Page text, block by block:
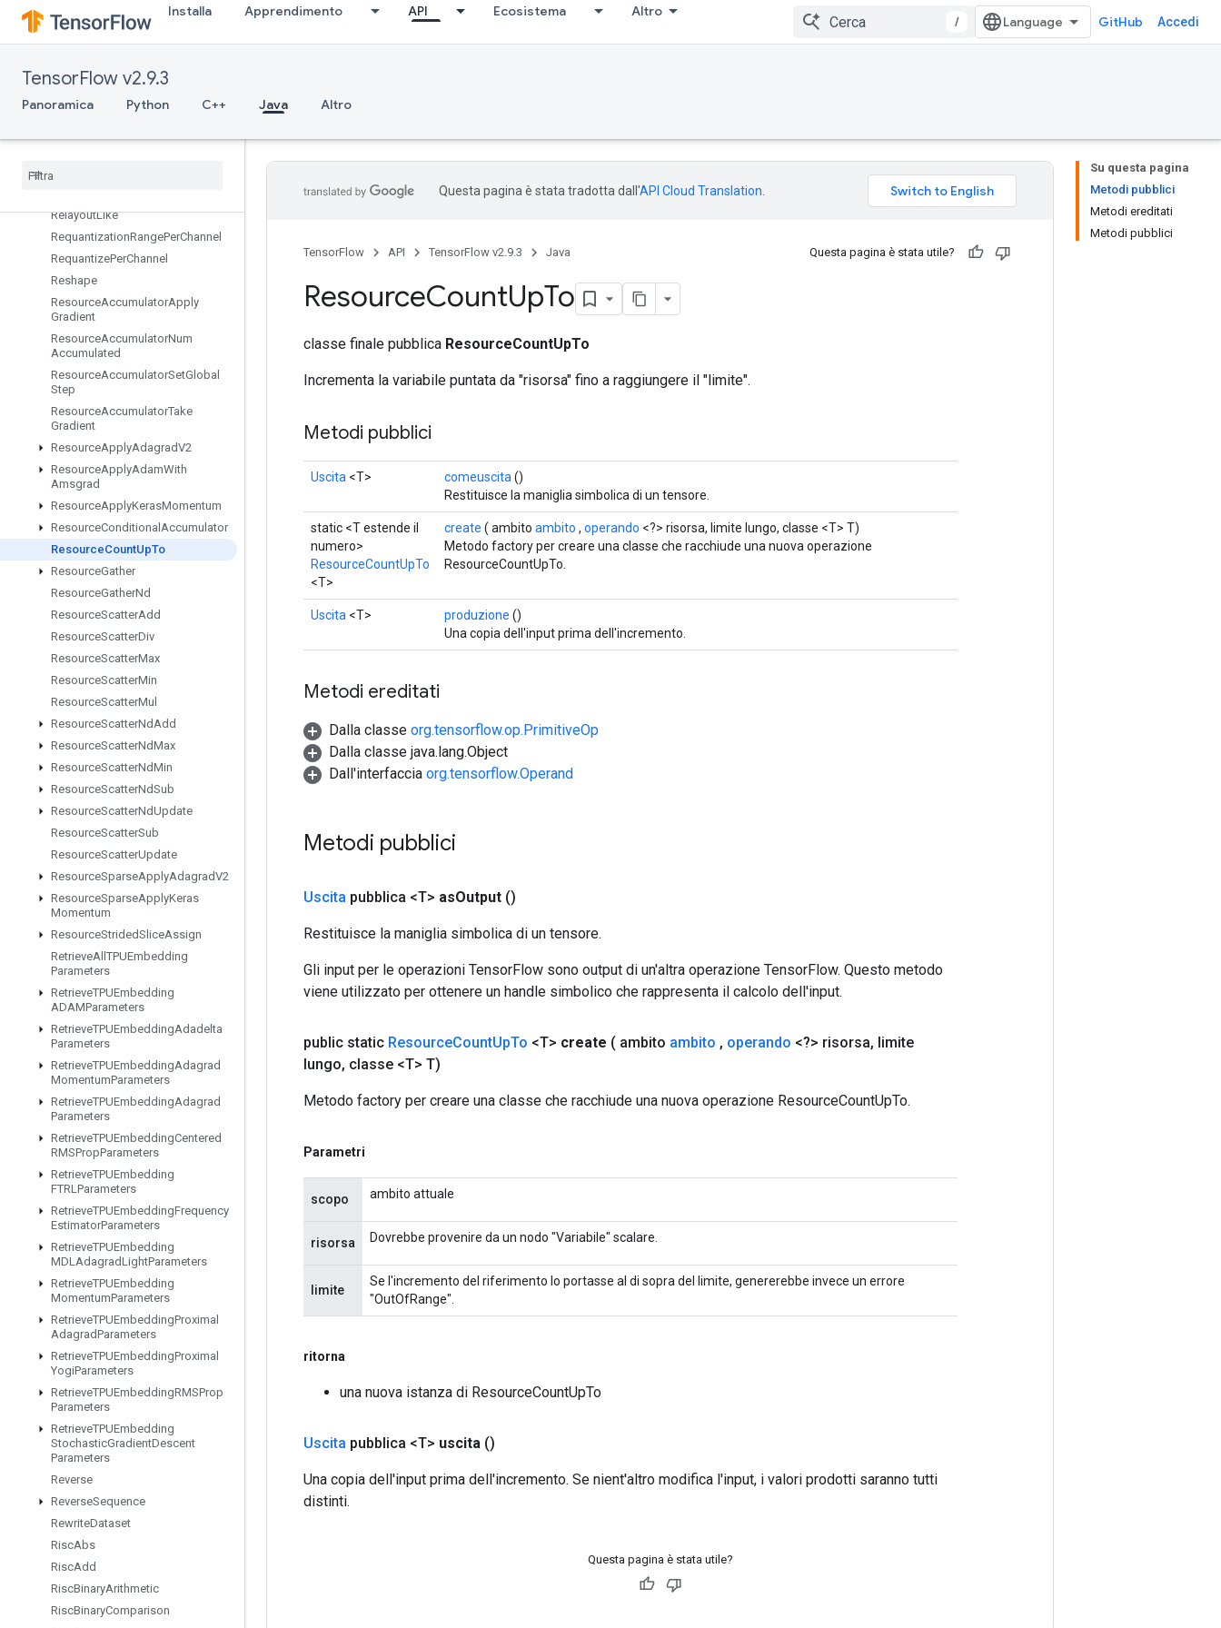
Installa Apprendimento API Ecosistema Altro
/ GitHub Accedi
TensorFlow v2.9.3
Panoramica Python C++ Java Altro
RefExit
RefIdentity
RefNextIteration
RefSelect
Register
RelayoutLike
RequantizationRangePerChannel
RequantizePerChannel
Reshape
ResourceAccumulatorApply
Gradient
ResourceAccumulatorNum
Accumulated
ResourceAccumulatorSetGlobal
Step
ResourceAccumulatorTake
Gradient
ResourceApplyAdagradV2
ResourceApplyAdamWith
Amsgrad
ResourceApplyKerasMomentum
ResourceConditional Accumulator
ResourceCountUpTo
ResourceGather
ResourceGatherNd
ResourceScatterAdd
ResourceScatterDiv
ResourceScatterMax
ResourceScatterMin
ResourceScatterMul
ResourceScatterNdAdd
ResourceScatterNdMax
ResourceScatterNdMin
ResourceScatterNdSub
ResourceScatterNdUpdate
ResourceScatterSub
ResourceScatterUpdate
ResourceSparseApplyAdagradV2
ResourceSparseApplyKeras
Momentum
ResourceStridedSliceAssign
RetrieveAll TPUEmbedding
Parameters
RetrieveTPUEmbedding
ADAMParameters
RetrieveTPUEmbeddingAdadelta
Parameters
RetrieveTPUEmbeddingAdagrad
MomentumParameters
RetrieveTPUEmbeddingAdagrad
Parameters
RetrieveTPUEmbeddingCentered
RMSPropParameters
RetrieveTPUEmbedding
FTRLParameters
RetrieveTPUEmbeddingFrequency
EstimatorParameters
RetrieveTPUEmbedding
MDLAdagradLightParameters
RetrieveTPUEmbedding
MomentumParameters
RetrieveTPUEmbeddingProximal
AdagradParameters
RetrieveTPUEmbeddingProximal
YogiParameters
RetrieveTPUEmbeddingRMSProp
Parameters
RetrieveTPUEmbedding
StochasticGradientDescent
Parameters
Reverse
ReverseSequence
RewriteDataset
RiscAbs
RiscAdd
RiscBinaryArithmetic
RiscBinaryComparison
Su questa pagina
Metodi pubblici
Metodi ereditati
Metodi pubblici
Questa pagina è stata tradotta dall'API Cloud Translation
TensorFlow API TensorFlow v2.9.3 Java Questa pagina è stata utile?
ResourceCountUpTo
classe finale pubblica ResourceCountUpTo
Incrementa la variabile puntata da "risorsa" fino a raggiungere il "limite".
Metodi pubblici
Uscita <T> comeuscita ()
Restituisce la maniglia simbolica di un tensore.
static <T estende il
numero>
ResourceCountUpTo
<T>
create ( ambito ambito , operando <?> risorsa, limite lungo, classe <T> T)
Metodo factory per creare una classe che racchiude una nuova operazione
ResourceCountUpTo.
Uscita <T> produzione ()
Una copia dell'input prima dell'incremento.
Metodi ereditati
Dalla classe org.tensorflow.op.PrimitiveOp
Dalla classe java.lang.Object
Dall'interfaccia org.tensorflow.Operand
Metodi pubblici
Uscita pubblica <T> asOutput ()
Restituisce la maniglia simbolica di un tensore.
Gli input per le operazioni TensorFlow sono output di un'altra operazione TensorFlow. Questo metodo
viene utilizzato per ottenere un handle simbolico che rappresenta il calcolo dell'input.
public static ResourceCountUpTo <T> create ( ambito ambito , operando <?> risorsa, limite
lungo, classe <T> T)
Metodo factory per creare una classe che racchiude una nuova operazione ResourceCountUpTo.
Parametri
scopo ambito attuale
risorsa Dovrebbe provenire da un nodo "Variabile" scalare.
limite
Se l'incremento del riferimento lo portasse al di sopra del limite, genererebbe invece un errore
"OutOfRange".
ritorna
una nuova istanza di ResourceCountUpTo
Uscita pubblica <T> uscita ()
Una copia dell'input prima dell'incremento. Se nient'altro modifica l'input, i valori prodotti saranno tutti
distinti.
Questa pagina è stata utile?